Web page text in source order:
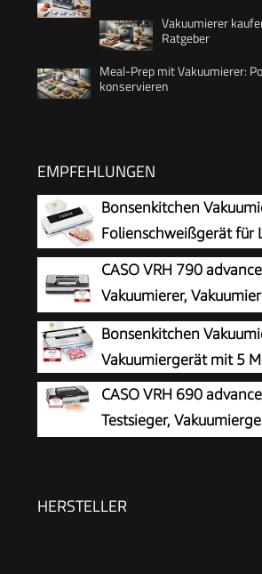
Vakuumierer
Ratgeber
Meal-Prep mit Vakuumierer:
konservieren
EMPFEHLUNGEN
Bonsenkitchen
Folienschweißgerät für
CASO VRH 790
Vakuumierer,
Testurteil Sehr Gut, 200
Vakuumiervorgänge non-stop,
CASOTEK Liquid Funktion,
Schweißnaht, inkl. Vakuumbeutel
Bonsenkitchen
Vakuumiergerät mit 5
CASO VRH 690
Testsieger,
2 Profi- Folienrollen
HERSTELLER